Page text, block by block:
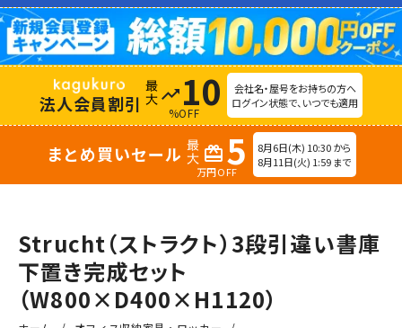
法人会員割引 trending_up 10
%OFF
会社名・屋号をお持ちの方へ
ログイン状態で、いつでも適用
まとめ買いセール redeem 5
万円OFF
8月6日(木) 10:30 から
8月11日(火) 1:59 まで
Strucht（ストラクト）3段引違い書庫
下置き完成セット
（W800×D400×H1120）